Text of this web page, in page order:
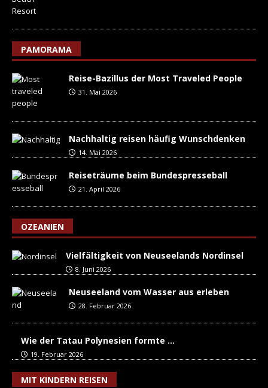
PAMORAMA
Reise-Bazillus der Most Traveled People
31. Mai 2026
Nachhaltig reisen häufig Wunschdenken
14. Mai 2026
Reiseträume beim Bundespresseball
21. April 2026
OZEANIEN
Vielfältigkeit von Neuseelands Nordinsel
8. Juni 2026
Neuseeland vom Wasser aus erleben
28. Februar 2026
Wie der Tatau Polynesien formte …
19. Februar 2026
MIT KINDERN REISEN